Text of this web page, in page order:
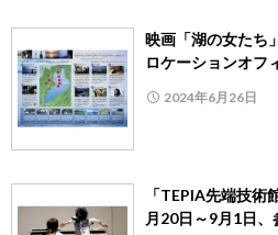
映画「湖の女た
ロケーションオフ
2024年6月26日
「TEPIA先端技
月20日～9月1日、